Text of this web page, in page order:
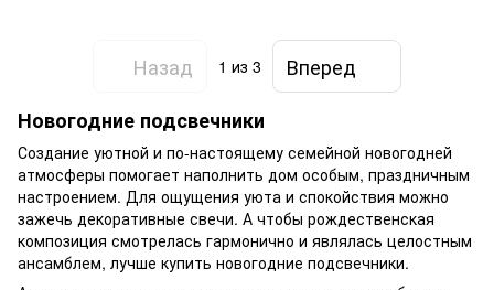
Назад 1 из 3
Вперед
Новогодние подсвечники
Создание уютной и по-настоящему семейной новогодней
атмосферы помогает наполнить дом особым, праздничным
настроением. Для ощущения уюта и спокойствия можно
зажечь декоративные свечи. А чтобы рождественская
композиция смотрелась гармонично и являлась целостным
ансамблем, лучше купить новогодние подсвечники.